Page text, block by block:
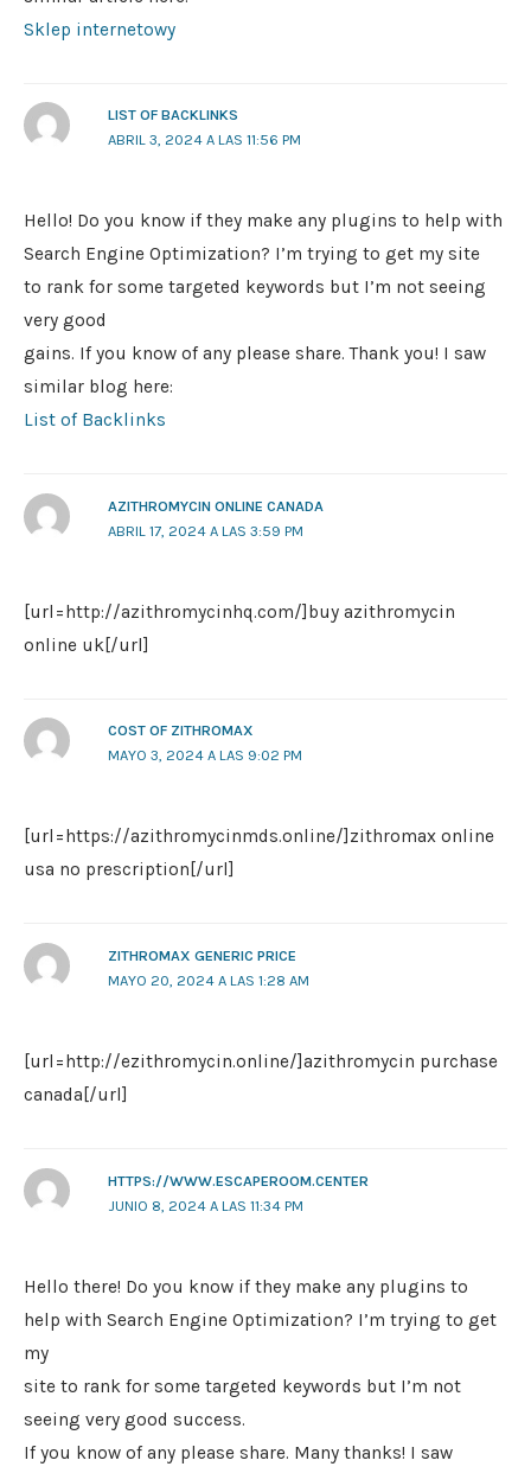
Sklep internetowy
LIST OF BACKLINKS
ABRIL 3, 2024 A LAS 11:56 PM
Hello! Do you know if they make any plugins to help with
Search Engine Optimization? I’m trying to get my site
to rank for some targeted keywords but I’m not seeing
very good
gains. If you know of any please share. Thank you! I saw
similar blog here:
List of Backlinks
AZITHROMYCIN ONLINE CANADA
ABRIL 17, 2024 A LAS 3:59 PM
[url=http://azithromycinhq.com/]buy azithromycin
online uk[/url]
COST OF ZITHROMAX
MAYO 3, 2024 A LAS 9:02 PM
[url=https://azithromycinmds.online/]zithromax online
usa no prescription[/url]
ZITHROMAX GENERIC PRICE
MAYO 20, 2024 A LAS 1:28 AM
[url=http://ezithromycin.online/]azithromycin purchase
canada[/url]
HTTPS://WWW.ESCAPEROOM.CENTER
JUNIO 8, 2024 A LAS 11:34 PM
Hello there! Do you know if they make any plugins to
help with Search Engine Optimization? I’m trying to get
my
site to rank for some targeted keywords but I’m not
seeing very good success.
If you know of any please share. Many thanks! I saw